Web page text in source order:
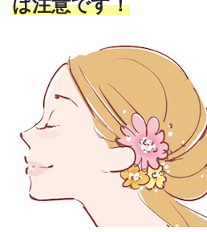
は注意です！